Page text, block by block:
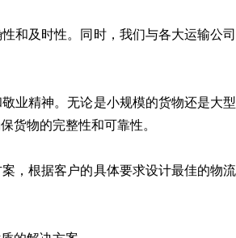
和及时性。同时，我们与各大运输公司
业精神。无论是小规模的货物还是大型
货物的完整性和可靠性。
，根据客户的具体要求设计最佳的物流